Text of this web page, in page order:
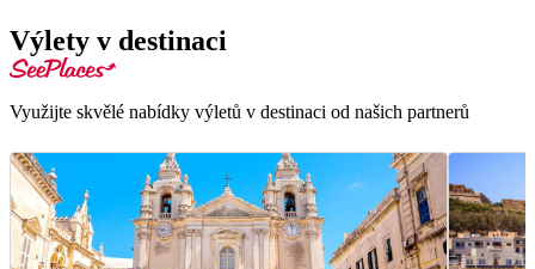
Výlety v destinaci
Využijte skvělé nabídky výletů v destinaci od našich partnerů